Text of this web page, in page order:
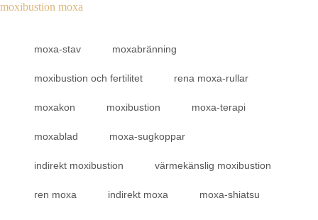
moxibustion moxa
moxa-stav moxabränning
moxibustion och fertilitet rena moxa-rullar
moxakon moxibustion moxa-terapi
moxablad moxa-sugkoppar
indirekt moxibustion värmekänslig moxibustion
ren moxa indirekt moxa moxa-shiatsu